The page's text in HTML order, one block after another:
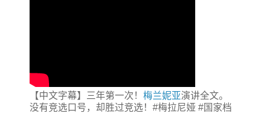
【中文字幕】三年第一次！ 梅兰妮亚演讲全文。
没有竞选口号，却胜过竞选！#梅拉尼娅 #国家档